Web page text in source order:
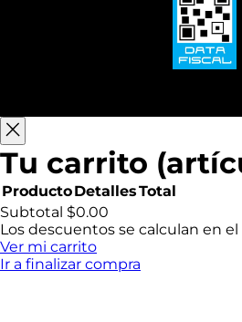
Tu carrito
Productos
del
ProductoDetallesTotal
Subtotal $0.00
Los descuentos se calculan en
Ver mi carrito
Ir a finalizar compra